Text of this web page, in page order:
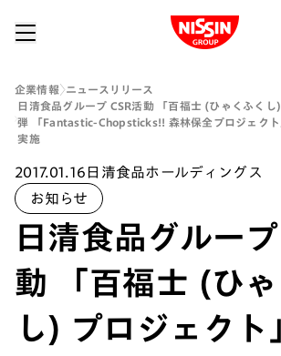
Nissin Group
企業情報
ニュースリリース
日清食品グループ CSR活動 「百福士 (ひゃくふく
弾 「Fantastic-Chopsticks!! 森林保全プロジェクト
実施
2017.01.16 日清食品ホールディングス
お知らせ
日清食品グルー
動 「百福士 (ひゃ
し) プロジェクト